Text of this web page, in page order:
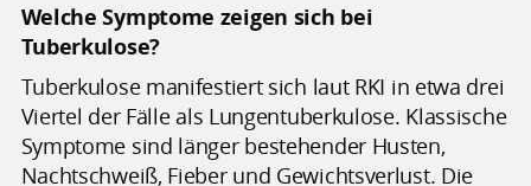
Welche Symptome zeigen sich bei
Tuberkulose?
Tuberkulose manifestiert sich laut RKI in etwa drei
Viertel der Fälle als Lungentuberkulose. Klassische
Symptome sind länger bestehender Husten,
Nachtschweiß, Fieber und Gewichtsverlust. Die